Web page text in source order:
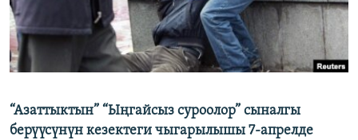
ЫҢГАЙСЫЗ СУРООЛОР
ЭЕ/АРнун бардык сайттары
“Азаттыктын” “Ыңгайсыз суроолор” сыналгы
берүүсүнүн кезектеги чыгарылышы 7-апрелде